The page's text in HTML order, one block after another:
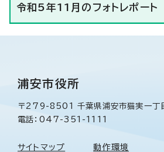
令和5年11月のフォトレポート
浦安市役所
〒279-8501 千葉県浦安市猫実一丁
電話：047-351-1111
サイトマップ 動作環境